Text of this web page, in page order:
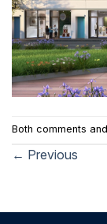
Both comments
← Previous